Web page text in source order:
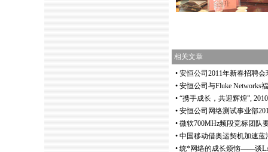
相关文章
• 安恒公司2011年新春招聘
• 安恒公司与Fluke Networks
• “携手成长，共迎辉煌”,
• 安恒公司网络测试事业部
• 微软700MHz频段竞标团队
• 中国移动借奥运契机加速
• 统*网络的成长烦恼——谈